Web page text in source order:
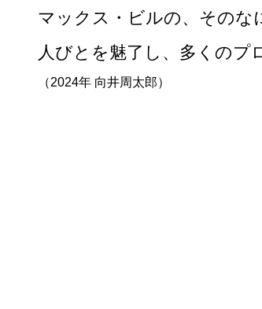
マックス・ビルの、そのな
人びとを魅了し、多くのプ
（2024年 向井周太郎）